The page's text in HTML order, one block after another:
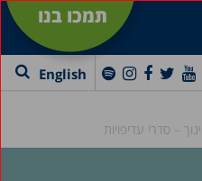
תמכו בנו
English
– סדרי עדיפויות